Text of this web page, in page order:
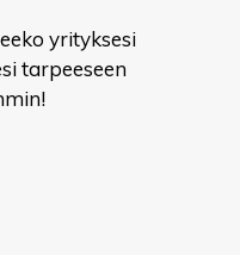
yrityksesi
tarpeeseen